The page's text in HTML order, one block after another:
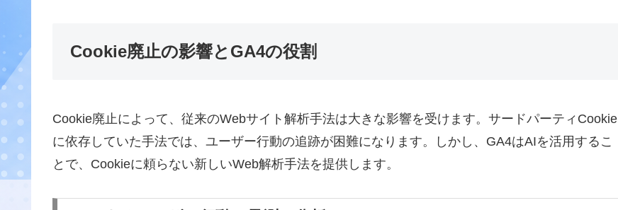
Cookie廃止の影響とGA4の役割
Cookie廃止によって、従来のWebサイト解析手法は大きな影響を受けます。サードパーティCookie
に依存していた手法では、ユーザー行動の追跡が困難になります。しかし、GA4はAIを活用するこ
とで、Cookieに頼らない新しいWeb解析手法を提供します。